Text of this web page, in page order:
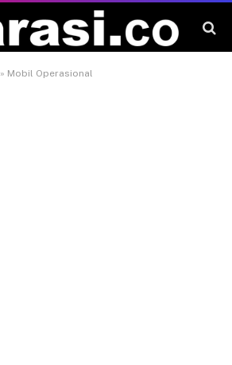
» Mobil Operasional